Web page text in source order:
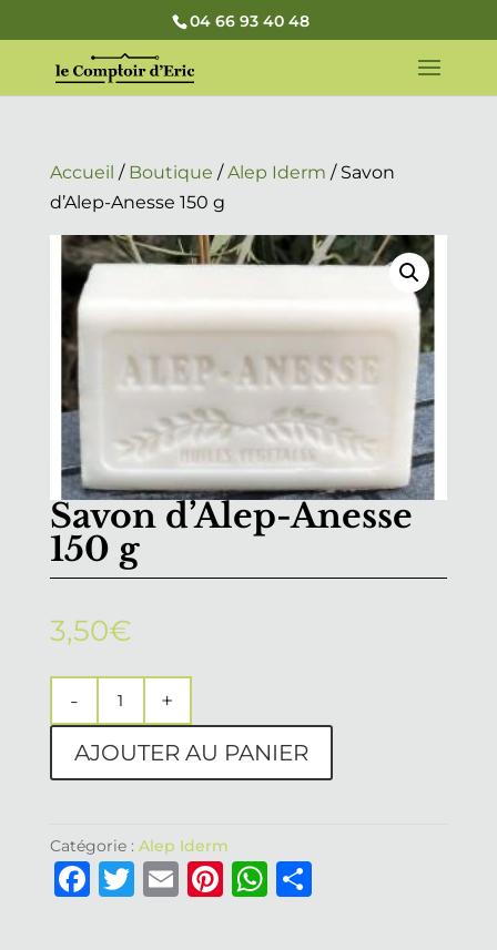
04 66 93 40 48
Accueil / Boutique /Alep Iderm / Savon
d’Alep-Anesse 150 g
Savon d’Alep-Anesse
150 g
3,50€
quantité
de
Savon
d'Alep-
150
g
AJOUTER AU PANIER
Catégorie : Alep Iderm
F T
E Pi WP